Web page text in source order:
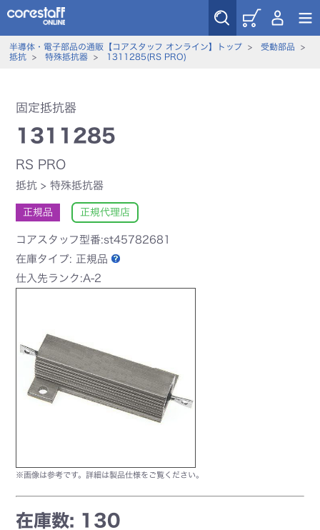
半導体・電子部品の通販【コアスタッフ オンライン】トップ> 受動部品 >
抵抗> 特殊抵抗器> 1311285(RS PRO)
固定抵抗器
1311285
RS PRO
抵抗 >特殊抵抗器
正規品 正規代理店
コアスタッフ型番:st45782681
在庫タイプ: 正規品
仕入先ランク:A-2
※画像は参考です。詳細は製品仕様をご覧ください。
在庫数: 130